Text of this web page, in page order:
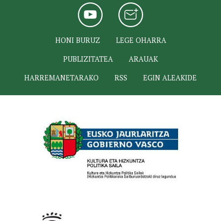
HONI BURUZ
LEGE OHARRA
PUBLIZITATEA
ARAUAK
HARREMANETARAKO
RSS EGIN ALEAKIDE